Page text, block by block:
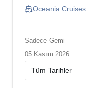
Oceania Cruises
Sadece Gemi
05 Kasım 2026